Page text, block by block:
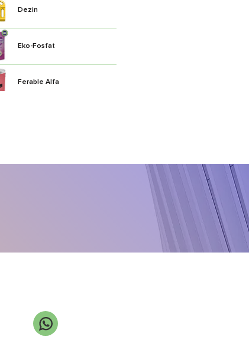
Dezin
Eko-Fosfat
Ferable Alfa
K-Humat